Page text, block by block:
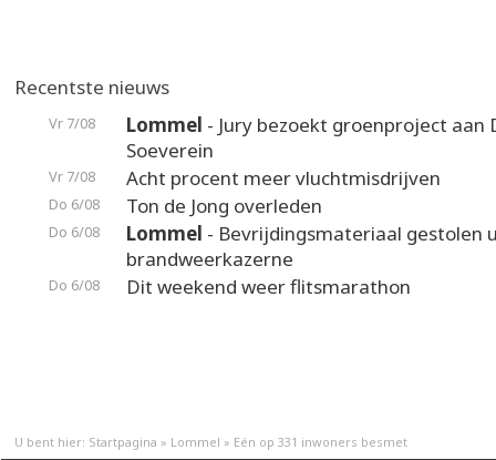
Recentste nieuws
Vr 7/08 Lommel - Jury bezoekt groenproject aan
Soeverein
Vr 7/08 Acht procent meer vluchtmisdrijven
Do 6/08 Ton de Jong overleden
Do 6/08 Lommel - Bevrijdingsmateriaal gestolen
brandweerkazerne
Do 6/08 Dit weekend weer flitsmarathon
U bent hier: Startpagina » Lommel » Eén op 331 inwoners besmet